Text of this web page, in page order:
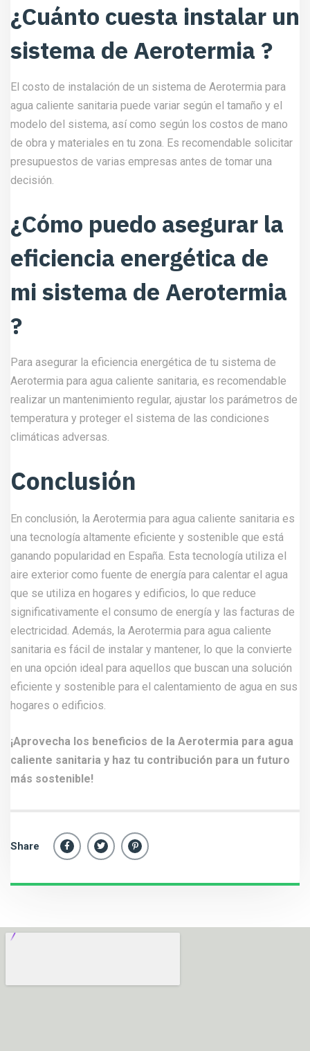
¿Cuánto cuesta instalar un
sistema de Aerotermia ?
El costo de instalación de un sistema de Aerotermia para
agua caliente sanitaria puede variar según el tamaño y el
modelo del sistema, así como según los costos de mano
de obra y materiales en tu zona. Es recomendable solicitar
presupuestos de varias empresas antes de tomar una
decisión.
¿Cómo puedo asegurar la
eficiencia energética de
mi sistema de Aerotermia
?
Para asegurar la eficiencia energética de tu sistema de
Aerotermia para agua caliente sanitaria, es recomendable
realizar un mantenimiento regular, ajustar los parámetros de
temperatura y proteger el sistema de las condiciones
climáticas adversas.
Conclusión
En conclusión, la Aerotermia para agua caliente sanitaria es
una tecnología altamente eficiente y sostenible que está
ganando popularidad en España. Esta tecnología utiliza el
aire exterior como fuente de energía para calentar el agua
que se utiliza en hogares y edificios, lo que reduce
significativamente el consumo de energía y las facturas de
electricidad. Además, la Aerotermia para agua caliente
sanitaria es fácil de instalar y mantener, lo que la convierte
en una opción ideal para aquellos que buscan una solución
eficiente y sostenible para el calentamiento de agua en sus
hogares o edificios.
¡Aprovecha los beneficios de la Aerotermia para agua
caliente sanitaria y haz tu contribución para un futuro
más sostenible!
Share